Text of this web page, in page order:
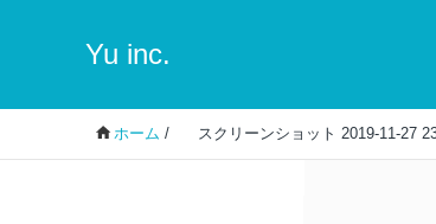
Yu inc.
ホーム / スクリーンショット 2019-11-27